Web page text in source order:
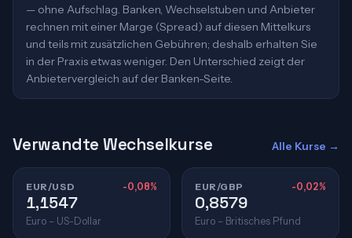
— ohne Aufschlag. Banken, Wechselstuben und Anbieter
rechnen mit einer Marge (Spread) auf diesen Mittelkurs
und teils mit zusätzlichen Gebühren; deshalb erhalten Sie
in der Praxis etwas weniger. Den Unterschied zeigt der
Anbietervergleich auf der Banken-Seite.
Verwandte Wechselkurse Alle Kurse →
EUR/USD -0,08%
1,1547
Euro – US-Dollar
EUR/GBP -0,02%
0,8579
Euro – Britisches Pfund